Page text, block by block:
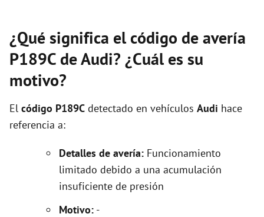
¿Qué significa el código de avería
P189C de Audi? ¿Cuál es su
motivo?
El código P189C detectado en vehículos Audi hace
referencia a:
Detalles de avería: Funcionamiento
limitado debido a una acumulación
insuficiente de presión
Motivo: -